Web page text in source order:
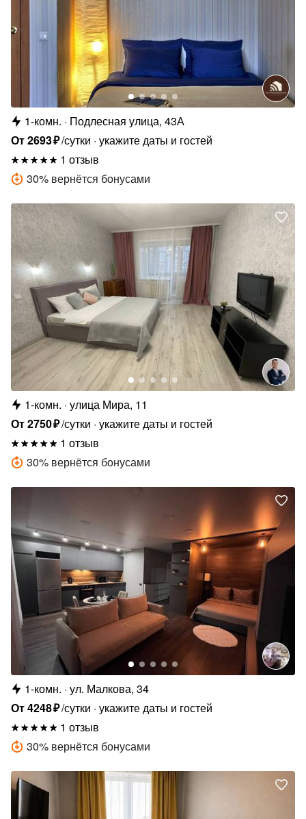
1-комн.
Подлесная улица, 43А
От2693₽/сутки укажите даты и гостей
1 отзыв
30% вернётся бонусами
1-комн. улица Мира, 11
От2750₽/сутки укажите даты и гостей
1 отзыв
30% вернётся бонусами
1-комн. ул. Малкова, 34
От4248₽/сутки укажите даты и гостей
1 отзыв
30% вернётся бонусами